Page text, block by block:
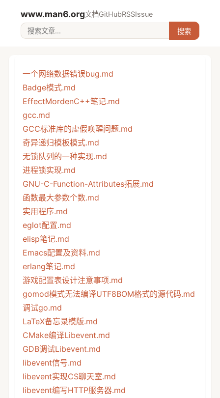
www.man6.org文档GitHubRSSIssue
搜索
一个网络数据错误bug.md
Badge模式.md
EffectMordenC++笔记.md
gcc.md
GCC标准库的虚假唤醒问题.md
奇异递归模板模式.md
无锁队列的一种实现.md
进程锁实现.md
GNU-C-Function-Attributes拓展.md
函数最大参数个数.md
实用程序.md
eglot配置.md
elisp笔记.md
Emacs配置及资料.md
erlang笔记.md
游戏配置表设计注意事项.md
gomod模式无法编译UTF8BOM格式的源代码.md
调试go.md
LaTeX备忘录模版.md
CMake编译Libevent.md
GDB调试Libevent.md
libevent信号.md
libevent实现CS聊天室.md
libevent编写HTTP服务器.md